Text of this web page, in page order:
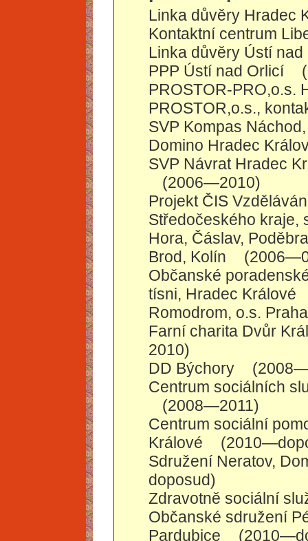
Linka důvěry Hradec
Kontaktní centrum
Linka důvěry Ústí
PPP Ústí nad Orlicí
PROSTOR-PRO,o.s.
PROSTOR,o.s.,
SVP Kompas
Domino Hradec
SVP Návrat Hradec
(2006—2010)
Projekt ČIS
Středočeského kraje,
Hora, Čáslav,
Brod, Kolín
Občanské
tísni, Hradec Králové
Romodrom, o.s.
Farní charita Dvůr
2010)
DD Býchory
Centrum sociálních
(2008—2011)
Centrum sociální
Králové
Sdružení Neratov,
doposud)
Zdravotně sociální
Občanské sdružení
Pardubice